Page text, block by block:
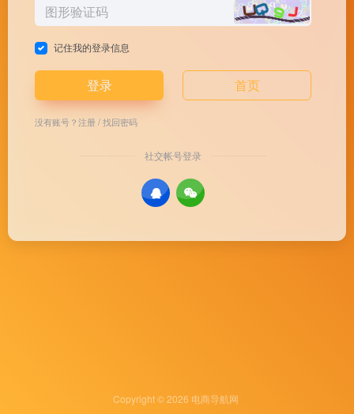
记住我的登录信息
登录 首页
没有账号？注册/找回密码
社交帐号登录
Copyright © 2026 电商导航网